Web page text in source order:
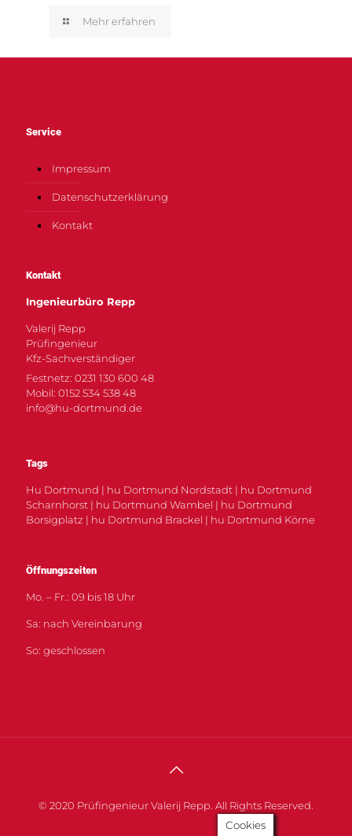
Mehr erfahren
Service
Impressum
Datenschutzerklärung
Kontakt
Kontakt
Ingenieurbüro Repp
Valerij Repp
Prüfingenieur
Kfz-Sachverständiger
Festnetz: 0231 130 600 48
Mobil: 0152 534 538 48
info@hu-dortmund.de
Tags
Hu Dortmund | hu Dortmund Nordstadt | hu Dortmund
Scharnhorst | hu Dortmund Wambel | hu Dortmund
Borsigplatz | hu Dortmund Brackel | hu Dortmund Körne
Öffnungszeiten
Mo. – Fr.: 09 bis 18 Uhr
Sa: nach Vereinbarung
So: geschlossen
© 2020 Prüfingenieur Valerij Repp. All Rights Reserved.
Cookies